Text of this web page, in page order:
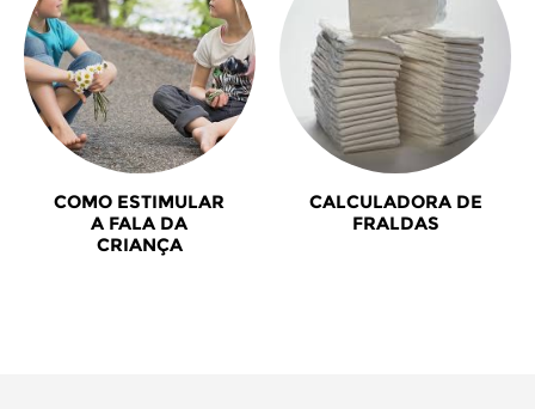
COMO ESTIMULAR
A FALA DA
CRIANÇA
CALCULADORA DE
FRALDAS